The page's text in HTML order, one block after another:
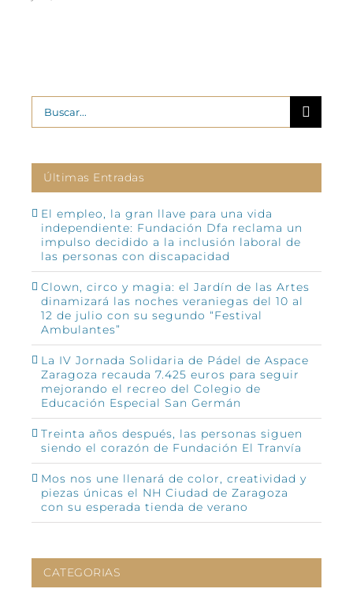
Buscar:
Últimas Entradas
El empleo, la gran llave para una vida
independiente: Fundación Dfa reclama un
impulso decidido a la inclusión laboral de
las personas con discapacidad
Clown, circo y magia: el Jardín de las Artes
dinamizará las noches veraniegas del 10 al
12 de julio con su segundo “Festival
Ambulantes”
La IV Jornada Solidaria de Pádel de Aspace
Zaragoza recauda 7.425 euros para seguir
mejorando el recreo del Colegio de
Educación Especial San Germán
Treinta años después, las personas siguen
siendo el corazón de Fundación El Tranvía
Mos nos une llenará de color, creatividad y
piezas únicas el NH Ciudad de Zaragoza
con su esperada tienda de verano
CATEGORIAS